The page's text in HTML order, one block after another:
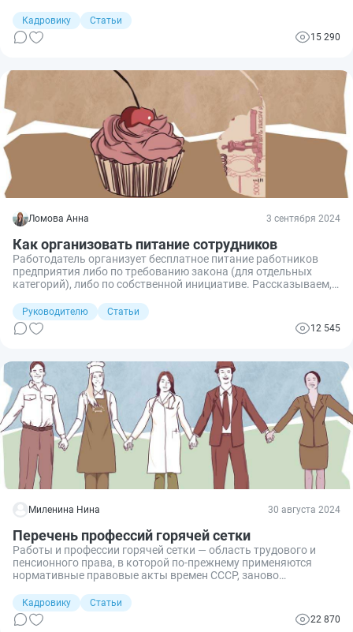
защиты, работа в которых предусматривает определенные
нормы и правила. Разберемся, сколько часов можно
работать в противогазе, по закону, без перерыва.
Кадровику
Статьи
15 290
Ломова Анна 3 сентября 2024
Как организовать питание сотрудников
Работодатель организует бесплатное питание работников
предприятия либо по требованию закона (для отдельных
категорий), либо по собственной инициативе. Рассказываем,
способы выбрать и как оформить документально.
Руководителю
Статьи
12 545
Миленина Нина 30 августа 2024
Перечень профессий горячей сетки
Работы и профессии горячей сетки — область трудового и
пенсионного права, в которой по-прежнему применяются
нормативные правовые акты времен СССР, заново
категорий работников сохранился ранний выход на пенсию.
Кадровику
Статьи
22 870